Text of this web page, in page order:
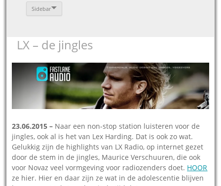
Sidebar
LX – de jingles
23.06.2015 – Naar een non-stop station luisteren voor de
jingles, ook al is het van Lex Harding. Dat is ook zo wat.
Gelukkig zijn de highlights van LX Radio, op internet gezet
door de stem in de jingles, Maurice Verschuuren, die ook
voor Novaz veel vormgeving voor radiozenders doet. HOOR
ze hier. Hier en daar zijn ze wat in de adolescentie blijven